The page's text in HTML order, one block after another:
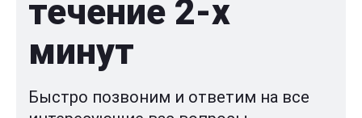
течение 2-x
минут
Быстро позвоним и ответим на все